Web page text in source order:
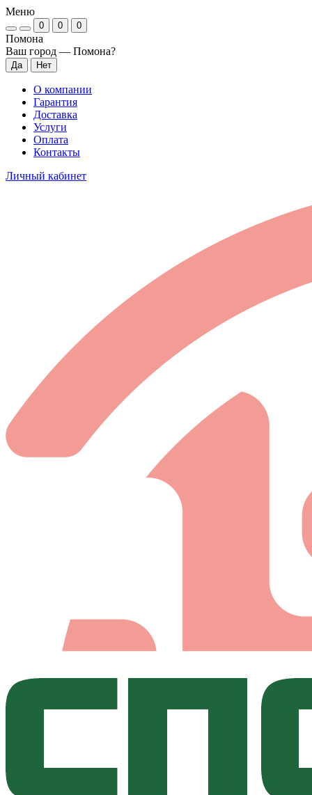
Меню
0 0 0
Помона
Ваш город — Помона?
О компании
Гарантия
Доставка
Услуги
Оплата
Контакты
Личный кабинет